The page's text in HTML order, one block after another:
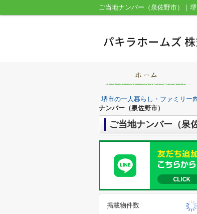
ご当地ナンバー（泉佐野市）｜
堺市の一人暮らし・ファミリ
ナンバー（泉佐野市）
ご当地ナンバー（泉
掲載物件数